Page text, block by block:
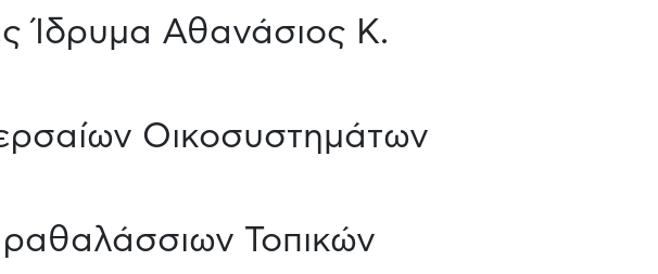
Ίδρυμα Αθανάσιος Κ.
Οικοσυστημάτων
Τοπικών